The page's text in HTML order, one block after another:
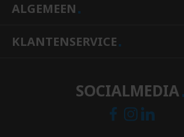
ALGEMEEN
KLANTENSERVICE
SOCIALMEDIA